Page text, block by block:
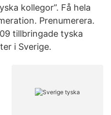
kollegor”. Få hela
Prenumerera.
tillbringade tyska
i Sverige.